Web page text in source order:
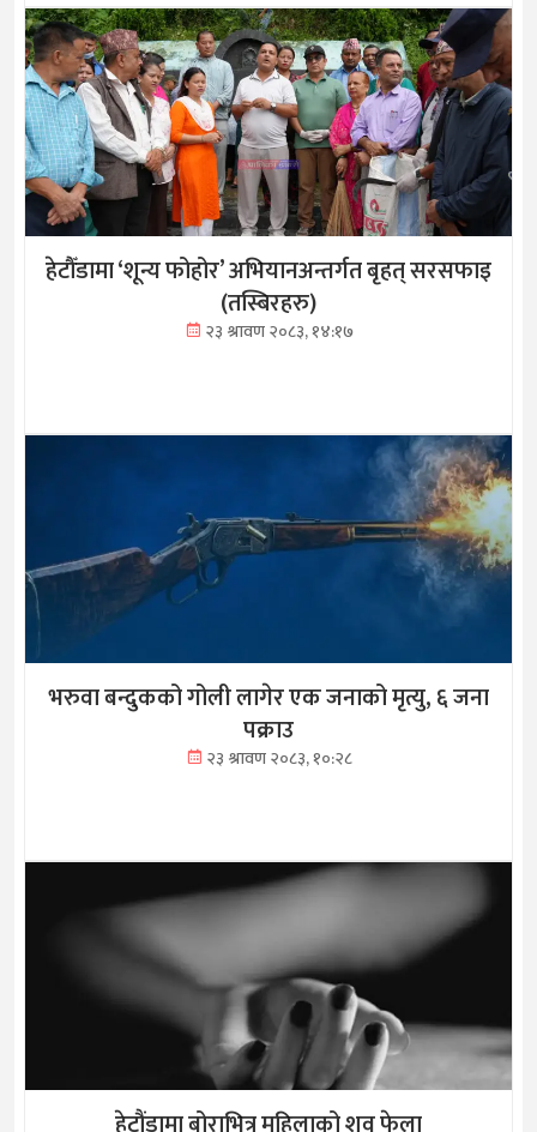
हेटौँडामा ‘शून्य फोहोर’ अभियानअन्तर्गत बृहत् सरसफाइ
(तस्बिरहरु)
२३ श्रावण २०८३, १४:१७
भरुवा बन्दुकको गोली लागेर एक जनाको मृत्यु, ६ जना
पक्राउ
२३ श्रावण २०८३, १०:२८